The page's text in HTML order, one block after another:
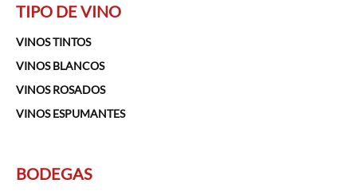
TIPO DE VINO
VINOS TINTOS
VINOS BLANCOS
VINOS ROSADOS
VINOS ESPUMANTES
BODEGAS